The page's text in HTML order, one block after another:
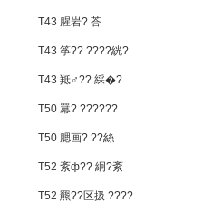
T43 腥岩? 荅
T43 筝?? ????絖?
T43 羝♂?? 綵�?
T50 羃? ??????
T50 腮画? ??絲
T52 紊ф?? 絅?紊
T52 羆??区扱 ????